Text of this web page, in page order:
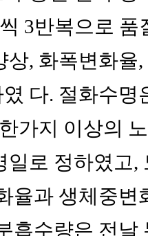
3반복으로
상, 화폭변화
다. 절화수
가지 이상의
일로 정하였고
율과 생체중
흡수량은 전